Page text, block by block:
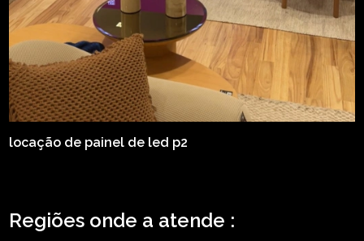
locação de painel de led p2
Regiões onde a atende :